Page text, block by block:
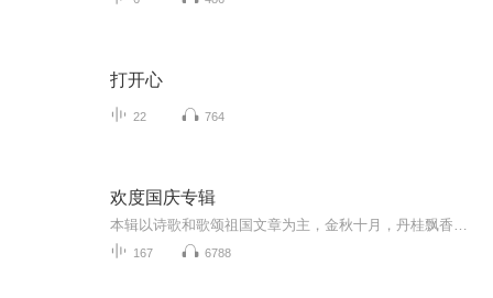
打开心
22 764
欢度国庆专辑
167 6788